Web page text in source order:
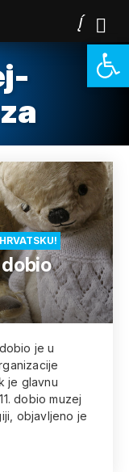
je u
je glavnu
dobio muzej
objavljeno je